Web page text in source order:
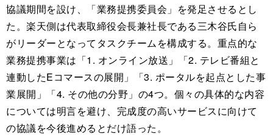
協議期間を設け、「業務提携委員会」を発足させるとし
た。楽天側は代表取締役会長兼社長である三木谷氏自ら
がリーダーとなってタスクチームを構成する。重点的な
業務提携事業は「1. オンライン放送」「2. テレビ番組と
連動したEコマースの展開」「3. ポータルを起点とした事
業展開」「4. その他の分野」の4つ。個々の具体的な内容
については明言を避け、完成度の高いサービスに向けて
の協議を今後進めるとだけ語った。